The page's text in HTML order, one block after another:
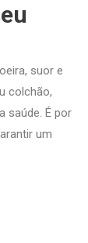
suor e
colchão,
saúde. É por
um